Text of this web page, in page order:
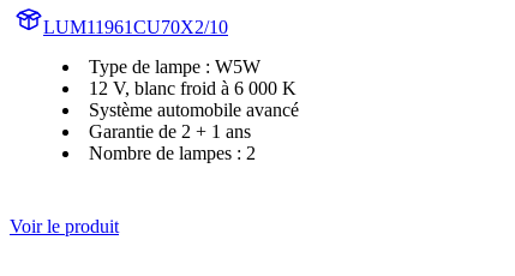
LUM11961CU70X2/10
Type de lampe : W5W
12 V, blanc froid à 6 000 K
Système automobile avancé
Garantie de 2 + 1 ans
Nombre de lampes : 2
Voir le produit